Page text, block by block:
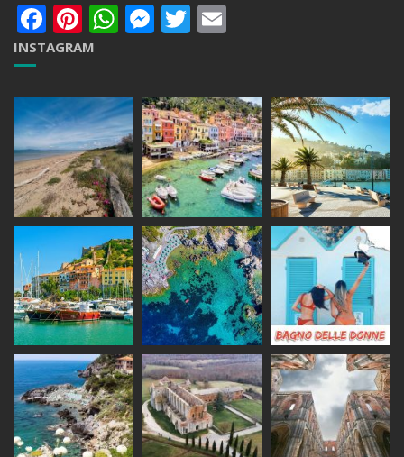
Facebook
Pinterest
WhatsApp
Messenger
Twitter
INSTAGRAM